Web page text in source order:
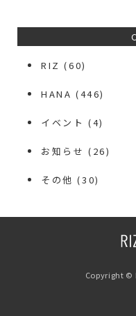
RIZ (60)
HANA (446)
イベント (4)
お知らせ (26)
その他 (30)
Copyright ©